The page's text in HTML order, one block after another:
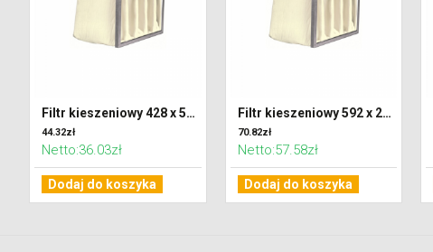
Filtr kieszeniowy 428 x 592 x 600 klasa F7 (ePM2,5)
44.32zł
Netto:36.03zł
Dodaj do koszyka
Filtr kieszeniowy 592 x 287 x 600 klasa F7 (ePM2,5)
70.82zł
Netto:57.58zł
Dodaj do koszyka